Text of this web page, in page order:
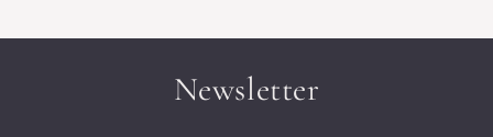
Newsletter